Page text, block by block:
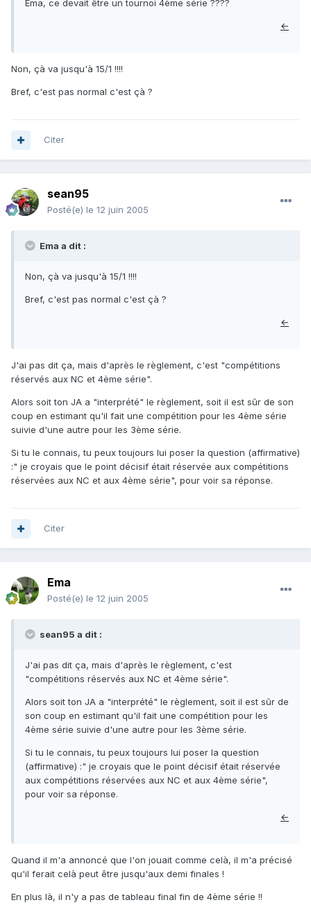
Ema, ce devait être un tournoi 4ème série ????
←
Non, çà va jusqu'à 15/1 !!!!
Bref, c'est pas normal c'est çà ?
Citer
sean95
Posté(e) le 12 juin 2005
Ema a dit :
Non, çà va jusqu'à 15/1 !!!!
Bref, c'est pas normal c'est çà ?
←
J'ai pas dit ça, mais d'après le règlement, c'est "compétitions
réservés aux NC et 4ème série".
Alors soit ton JA a "interprété" le règlement, soit il est sûr de son
coup en estimant qu'il fait une compétition pour les 4ème série
suivie d'une autre pour les 3ème série.
Si tu le connais, tu peux toujours lui poser la question (affirmative)
:" je croyais que le point décisif était réservée aux compétitions
réservées aux NC et aux 4ème série", pour voir sa réponse.
Citer
Ema
Posté(e) le 12 juin 2005
sean95 a dit :
J'ai pas dit ça, mais d'après le règlement, c'est
"compétitions réservés aux NC et 4ème série".
Alors soit ton JA a "interprété" le règlement, soit il est sûr de
son coup en estimant qu'il fait une compétition pour les
4ème série suivie d'une autre pour les 3ème série.
Si tu le connais, tu peux toujours lui poser la question
(affirmative) :" je croyais que le point décisif était réservée
aux compétitions réservées aux NC et aux 4ème série",
pour voir sa réponse.
←
Quand il m'a annoncé que l'on jouait comme celà, il m'a précisé
qu'il ferait celà peut être jusqu'aux demi finales !
En plus là, il n'y a pas de tableau final fin de 4ème série !!